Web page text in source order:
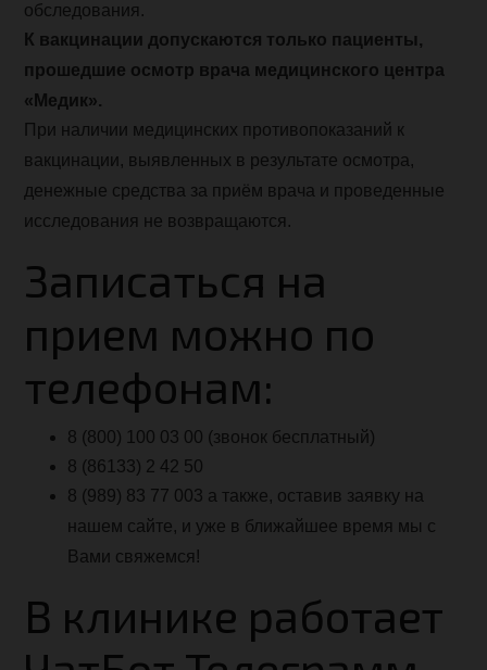
обследования.
К вакцинации допускаются только пациенты,
прошедшие осмотр врача медицинского центра
«Медик».
При наличии медицинских противопоказаний к
вакцинации, выявленных в результате осмотра,
денежные средства за приём врача и проведенные
исследования не возвращаются.
Записаться на
прием можно по
телефонам:
8 (800) 100 03 00 (звонок бесплатный)
8 (86133) 2 42 50
8 (989) 83 77 003 а также, оставив заявку на
нашем сайте, и уже в ближайшее время мы с
Вами свяжемся!
В клинике работает